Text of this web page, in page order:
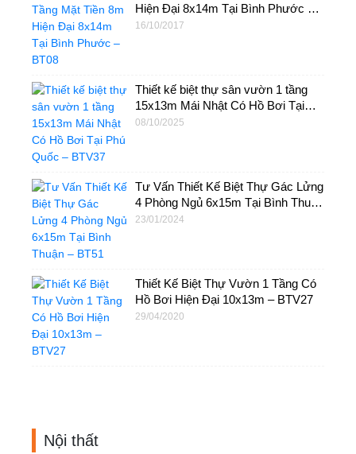
Hiện Đại 8x14m Tại Bình Phước –
BT08
16/10/2017
Thiết kế biệt thự sân vườn 1 tầng
15x13m Mái Nhật Có Hồ Bơi Tại
Phú Quốc – BTV37
08/10/2025
Tư Vấn Thiết Kế Biệt Thự Gác Lửng
4 Phòng Ngủ 6x15m Tại Bình Thuận
– BT51
23/01/2024
Thiết Kế Biệt Thự Vườn 1 Tầng Có
Hồ Bơi Hiện Đại 10x13m – BTV27
29/04/2020
Nội thất